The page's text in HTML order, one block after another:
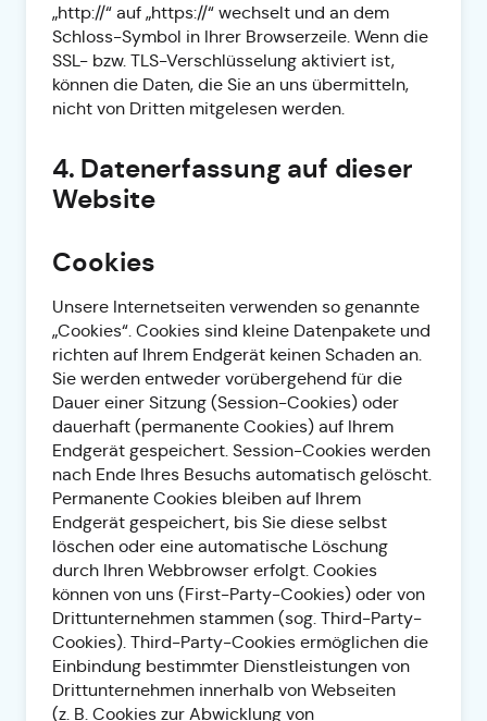
„http://“ auf „https://“ wechselt und an dem
Schloss-Symbol in Ihrer Browserzeile. Wenn die
SSL- bzw. TLS-Verschlüsselung aktiviert ist,
können die Daten, die Sie an uns übermitteln,
nicht von Dritten mitgelesen werden.
4. Datenerfassung auf dieser
Website
Cookies
Unsere Internetseiten verwenden so genannte
„Cookies“. Cookies sind kleine Datenpakete und
richten auf Ihrem Endgerät keinen Schaden an.
Sie werden entweder vorübergehend für die
Dauer einer Sitzung (Session-Cookies) oder
dauerhaft (permanente Cookies) auf Ihrem
Endgerät gespeichert. Session-Cookies werden
nach Ende Ihres Besuchs automatisch gelöscht.
Permanente Cookies bleiben auf Ihrem
Endgerät gespeichert, bis Sie diese selbst
löschen oder eine automatische Löschung
durch Ihren Webbrowser erfolgt. Cookies
können von uns (First-Party-Cookies) oder von
Drittunternehmen stammen (sog. Third-Party-
Cookies). Third-Party-Cookies ermöglichen die
Einbindung bestimmter Dienstleistungen von
Drittunternehmen innerhalb von Webseiten
(z. B. Cookies zur Abwicklung von